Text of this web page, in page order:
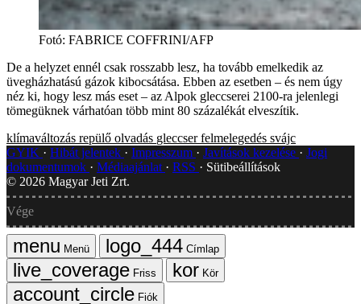
Fotó: FABRICE COFFRINI/AFP
De a helyzet ennél csak rosszabb lesz, ha tovább emelkedik az
üvegházhatású gázok kibocsátása. Ebben az esetben – és nem úgy
néz ki, hogy lesz más eset – az Alpok gleccserei 2100-ra jelenlegi
tömegüknek várhatóan több mint 80 százalékát elveszítik.
klímaváltozás repülő olvadás gleccser felmelegedés svájc
GYIK
Hibát jelentek Impresszum Javítások kezelése
Jogi
dokumentumok
Médiaajánlat RSS
Sütibeállítások
© 2026 Magyar Jeti Zrt.
Vége
Menü
Címlap
Friss
Kör
Fiók